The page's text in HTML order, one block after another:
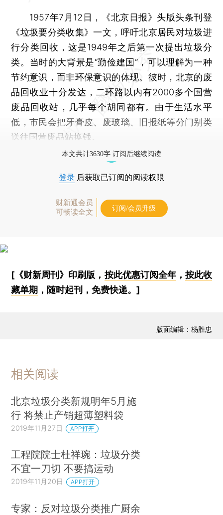
1957年7月12日，《北京日报》头版头条刊登
《垃圾要分类收集》一文，呼吁北京居民对垃圾进
行分类回收，这是1949年之后第一次提出垃圾分
类。当时的大背景是“勤俭建国”，可以理解为一种
节约意识，而非环保意识的体现。彼时，北京的废
品回收业十分发达，二环路以内有2000多个国营
废品回收站，几乎每个胡同都有。由于生活水平
低，市民会把牙膏皮、废玻璃、旧报纸等分门别类
送往国营废品站换钱。
本文共计3630字 订阅后继续阅读
登录 后获取已订阅的阅读权限
财新通会员
可畅读全文
订阅/会员升级
[《财新周刊》印刷版， 按此优惠订阅全年， 按此收
藏单期 ，随时起刊，免费快递。]
版面编辑：杨胜忠
相关阅读
北京垃圾分类新规明年5月施
行 将禁止产销超薄塑料袋
2019年11月27日 APP打开
工程院院士杜祥琬：垃圾分类
不宜一刀切 不要搞运动
2019年11月20日 APP打开
专家：反对垃圾分类推广厨余